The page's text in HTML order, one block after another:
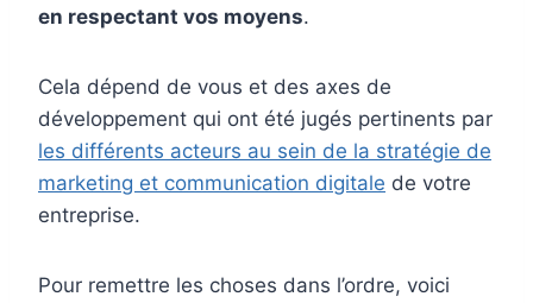
en respectant vos moyens.
Cela dépend de vous et des axes de
développement qui ont été jugés pertinents par
les différents acteurs au sein de la stratégie de
marketing et communication digitale de votre
entreprise.
Pour remettre les choses dans l’ordre, voici